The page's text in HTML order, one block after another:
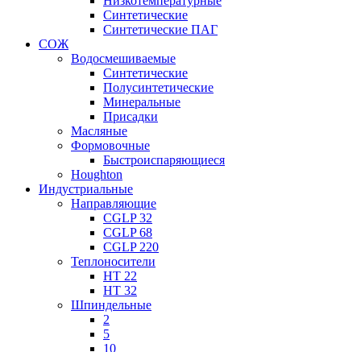
Синтетические
Синтетические ПАГ
СОЖ
Водосмешиваемые
Синтетические
Полусинтетические
Минеральные
Присадки
Масляные
Формовочные
Быстроиспаряющиеся
Houghton
Индустриальные
Направляющие
CGLP 32
CGLP 68
CGLP 220
Теплоносители
HT 22
HT 32
Шпиндельные
2
5
10